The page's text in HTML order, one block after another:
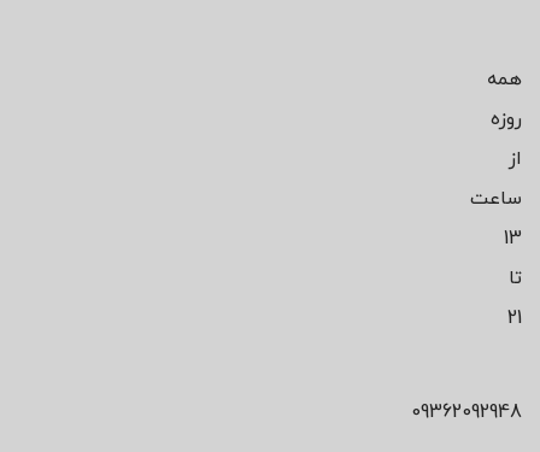
همه
روزه
از
ساعت
13
تا
21
09362092948